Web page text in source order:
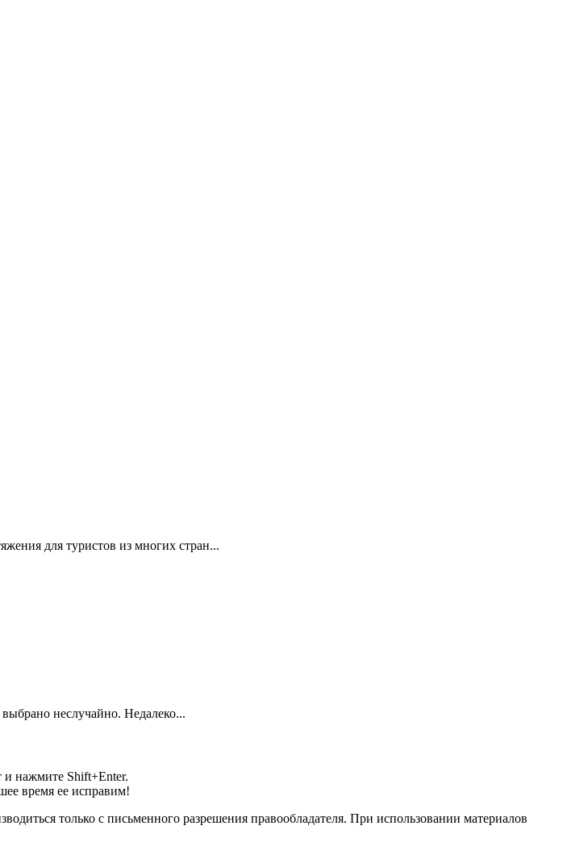
для туристов из многих стран...
неслучайно. Недалеко...
и нажмите Shift+Enter.
время ее исправим!
только с письменного разрешения правообладателя. При использовании материалов